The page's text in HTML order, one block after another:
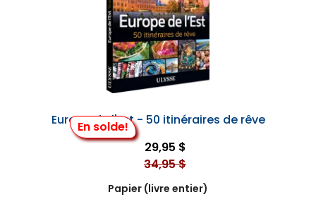
En solde!
Europe de l'Est - 50 itinéraires de rêve
29,95 $
34,95 $
Papier (livre entier)